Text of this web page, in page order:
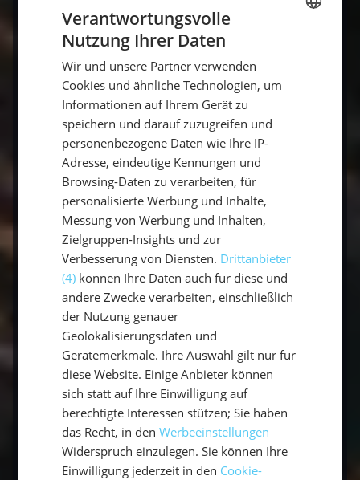
Kroatien hat so viele Facetten. Die
Nationalparks mit ihren Wasserfällen sind ein
Naturhighlight, die Städte geprägt von viel
Kultur und besonderen Läden und die
Kiesstrände bieten mit ihren Plattformen die
besten Möglichkeiten zum Schwimmen und
coole Erinnerungsfotos zu schießen. Segeln
junge Leute weiter gehts, es ging für uns nach
Šibenik, der einzigartigen Stadt vor den
Wasserfällen von Krk, für mich eine der
schönsten Inseln Kroatiens.
sailwithus Segeltörn für Studenten mit
Studentenrabatt
Nach der Woche hatte ich allen Unistress
vergessen, hatte Party gemacht und war
trotzdem erholt wie nie. Zudem habe ich neue
Leute kennengelernt und die herrliche Sonne
und das Meer genossen. Wir haben uns alle
vernetzt und überlegen schon, ob wir in der
selben Konstellation der Studenten den
Verantwortungsvolle
Nutzung Ihrer Daten
Wir und unsere Partner verwenden
Cookies und ähnliche Technologien, um
Informationen auf Ihrem Gerät zu
speichern und darauf zuzugreifen und
personenbezogene Daten wie Ihre IP-
Adresse, eindeutige Kennungen und
Browsing-Daten zu verarbeiten, für
personalisierte Werbung und Inhalte,
Messung von Werbung und Inhalten,
Zielgruppen-Insights und zur
Verbesserung von Diensten. Drittanbieter
(4) können Ihre Daten auch für diese und
andere Zwecke verarbeiten, einschließlich
der Nutzung genauer
Geolokalisierungsdaten und
Gerätemerkmale. Ihre Auswahl gilt nur für
diese Website. Einige Anbieter können
sich statt auf Ihre Einwilligung auf
berechtigte Interessen stützen; Sie haben
das Recht, in denWerbeeinstellungen
Widerspruch einzulegen. Sie können Ihre
Einwilligung jederzeit in den Cookie-